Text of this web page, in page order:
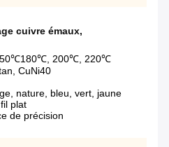
cuivre émaux,
200℃, 220℃
CuNi40
nature, bleu, vert, jaune
plat
de précision